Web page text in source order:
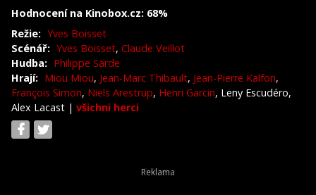
Hodnocení na Kinobox.cz: 68%
Režie: Yves Boisset
Scénář: Yves Boisset, Claude Veillot
Hudba: Philippe Sarde
Hrají: Miou Miou, Jean-Marc Thibault, Jean-Pierre Kalfon,
François Simon, Niels Arestrup, Henri Garcin, Leny Escudéro,
Alex Lacast | všichni herci